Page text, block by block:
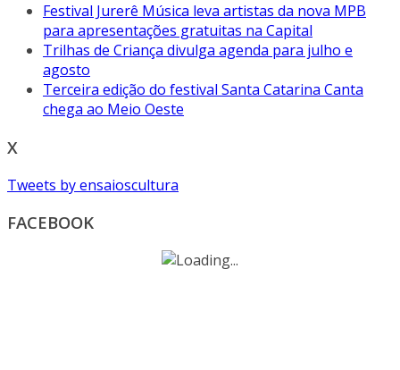
Festival Jurerê Música leva artistas da nova MPB
para apresentações gratuitas na Capital
Trilhas de Criança divulga agenda para julho e
agosto
Terceira edição do festival Santa Catarina Canta
chega ao Meio Oeste
X
Tweets by ensaioscultura
FACEBOOK